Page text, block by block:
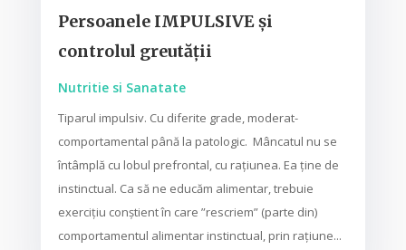
Persoanele IMPULSIVE și
controlul greutății
Nutritie si Sanatate
Tiparul impulsiv. Cu diferite grade, moderat-
comportamental până la patologic. Mâncatul nu se
întâmplă cu lobul prefrontal, cu rațiunea. Ea ține de
instinctual. Ca să ne educăm alimentar, trebuie
exercițiu conștient în care ”rescriem” (parte din)
comportamentul alimentar instinctual, prin rațiune...